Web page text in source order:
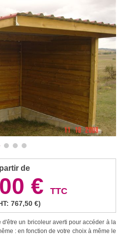
de
€ TTC
767,50 €)
un bricoleur averti pour accéder à la
: en fonction de votre choix à même le